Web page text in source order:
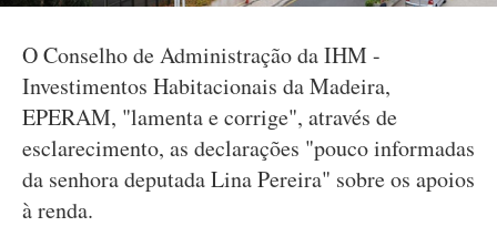
O Conselho de Administração da IHM -
Investimentos Habitacionais da Madeira,
EPERAM, "lamenta e corrige", através de
esclarecimento, as declarações "pouco informadas
da senhora deputada Lina Pereira" sobre os apoios
à renda.